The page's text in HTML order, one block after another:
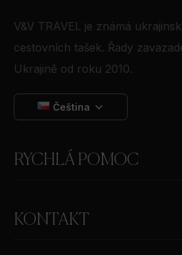
V&V TRAVEL je známá
cestovních tašek. Řady
Ukrajině od roku 2010.
Čeština
RYCHLÁ POMOC
KONTAKT